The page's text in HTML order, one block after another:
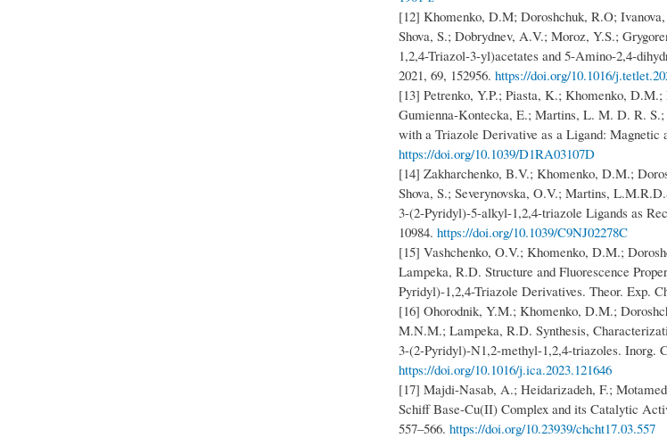
[12] Khomenko, D.M; Doroshchuk, R.O;
Shova, S.; Dobrydnev, A.V.; Moroz, Y.S.;
1,2,4-Triazol-3-yl)acetates and 5-Amino-2,4-
2021, 69, 152956. https://doi.org/10.1016/
[13] Petrenko, Y.P.; Piasta, K.; Khomenko,
Gumienna-Kontecka, E.; Martins, L. M. D. R.
with a Triazole Derivative as a Ligand: Magnetic
https://doi.org/10.1039/D1RA03107D
[14] Zakharchenko, B.V.; Khomenko, D.M.;
Shova, S.; Severynovska, O.V.; Martins,
3-(2-Pyridyl)-5-alkyl-1,2,4-triazole Ligands as
10984. https://doi.org/10.1039/C9NJ02278C
[15] Vashchenko, O.V.; Khomenko, D.M.;
Lampeka, R.D. Structure and Fluorescence
Pyridyl)-1,2,4-Triazole Derivatives. Theor. Exp.
[16] Ohorodnik, Y.M.; Khomenko, D.M.;
M.N.M.; Lampeka, R.D. Synthesis,
3-(2-Pyridyl)-N1,2-methyl-1,2,4-triazoles. Inorg.
https://doi.org/10.1016/j.ica.2023.121646
[17] Majdi-Nasab, A.; Heidarizadeh, F.;
Schiff Base-Cu(II) Complex and its Catalytic
557–566. https://doi.org/10.23939/chcht17.03.557